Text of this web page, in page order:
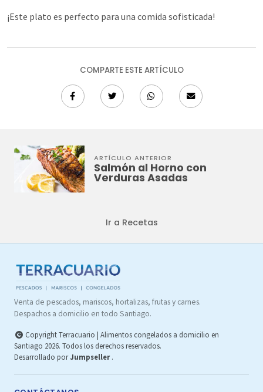
¡Este plato es perfecto para una comida sofisticada!
COMPARTE ESTE ARTÍCULO
ARTÍCULO ANTERIOR
Salmón al Horno con
Verduras Asadas
Ir a Recetas
Venta de pescados, mariscos, hortalizas, frutas y carnes.
Despachos a domicilio en todo Santiago.
Copyright Terracuario | Alimentos congelados a domicilio en
Santiago 2026. Todos los derechos reservados.
Desarrollado porJumpseller .